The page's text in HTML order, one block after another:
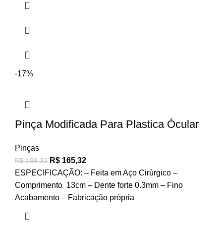
-17%
Pinça Modificada Para Plastica Ócular
Pinças
R$198,32 R$ 165,32
ESPECIFICAÇÃO: – Feita em Aço Cirúrgico –
Comprimento 13cm – Dente forte 0.3mm – Fino
Acabamento – Fabricação própria